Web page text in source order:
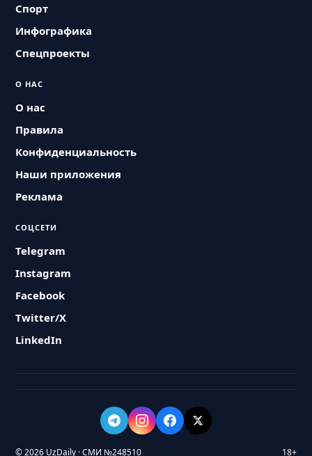
Спорт
Инфографика
Спецпроекты
О НАС
О нас
Правила
Конфиденциальность
Наши приложения
Реклама
СОЦСЕТИ
Telegram
Instagram
Facebook
Twitter/X
LinkedIn
© 2026 UzDaily · СМИ №248510 18+